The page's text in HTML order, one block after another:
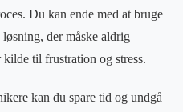
Du kan ende med at bruge
der måske aldrig
til frustration og stress.
kan du spare tid og undgå